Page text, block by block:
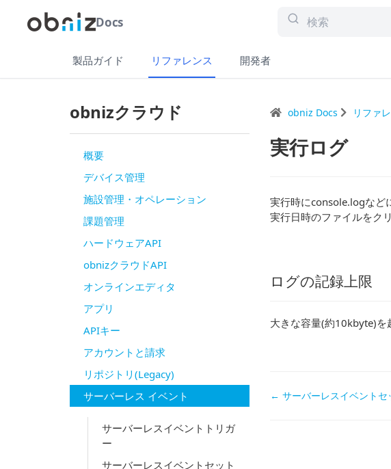
Docs
製品ガイド リファレンス 開発者
obnizクラウド
概要
デバイス管理
施設管理・オペレーション
課題管理
ハードウェアAPI
obnizクラウドAPI
オンラインエディタ
アプリ
APIキー
アカウントと請求
リポジトリ(Legacy)
サーバーレス イベント
サーバーレスイベントトリガ
ー
サーバーレスイベントセット
obniz Docs リファ
実行ログ
実行時にconsole.logなど
実行日時のファイルをク
ログの記録上限
大きな容量(約10kbyte)を
Doc
← サーバーレスイベントセ